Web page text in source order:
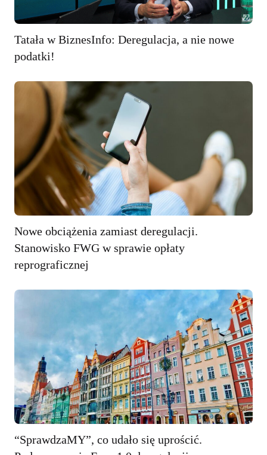
Tatała w BiznesInfo: Deregulacja, a nie nowe
podatki!
Nowe obciążenia zamiast deregulacji.
Stanowisko FWG w sprawie opłaty
reprograficznej
“SprawdzaMY”, co udało się uprościć.